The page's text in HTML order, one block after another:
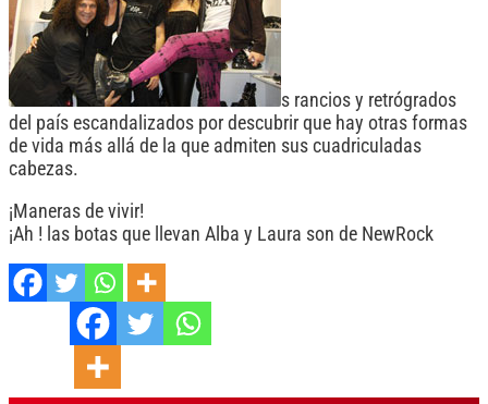
s rancios y retrógrados
del país escandalizados por descubrir que hay otras formas
de vida más allá de la que admiten sus cuadriculadas
cabezas.
¡Maneras de vivir!
¡Ah ! las botas que llevan Alba y Laura son de NewRock